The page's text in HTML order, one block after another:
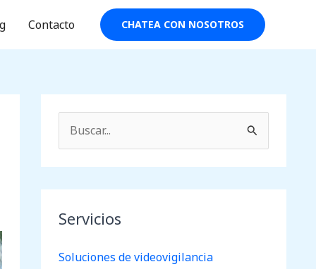
Contacto CHATEA CON NOSOTROS
a
Servicios
Soluciones de videovigilancia